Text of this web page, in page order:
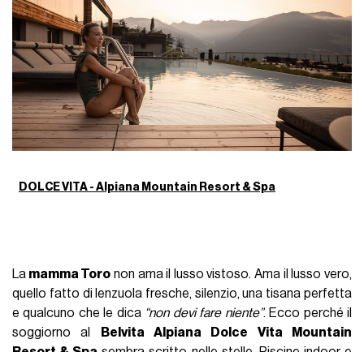
DOLCE VITA - Alpiana Mountain Resort & Spa
La mamma Toro non ama il lusso vistoso. Ama il lusso vero,
quello fatto di lenzuola fresche, silenzio, una tisana perfetta
e qualcuno che le dica “non devi fare niente”. Ecco perché il
soggiorno al
Belvita Alpiana Dolce Vita Mountain